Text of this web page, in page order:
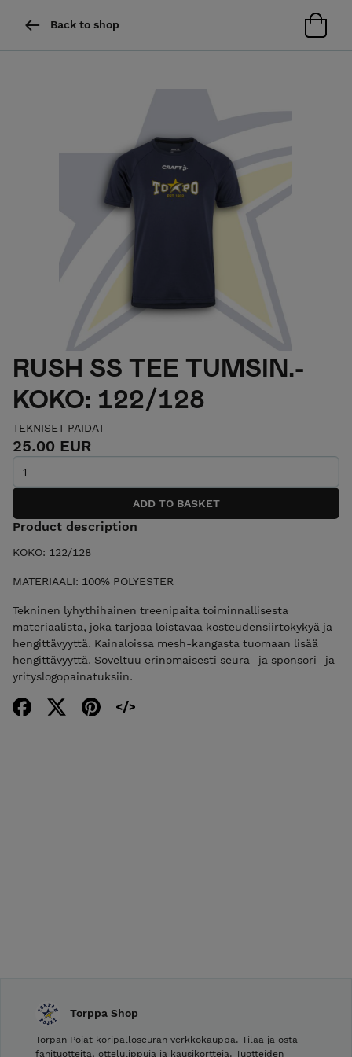
Back to shop
RUSH SS TEE TUMSIN.-
KOKO: 122/128
TEKNISET PAIDAT
25.00 EUR
Product description
KOKO: 122/128
MATERIAALI: 100% POLYESTER
Tekninen lyhythihainen treenipaita toiminnallisesta
materiaalista, joka tarjoaa loistavaa kosteudensiirtokykyä ja
hengittävyyttä. Kainaloissa mesh-kangasta tuomaan lisää
hengittävyyttä. Soveltuu erinomaisesti seura- ja sponsori- ja
yrityslogopainatuksiin.
Torppa Shop
Torpan Pojat koripalloseuran verkkokauppa. Tilaa ja osta
fanituotteita, ottelulippuja ja kausikortteja. Tuotteiden